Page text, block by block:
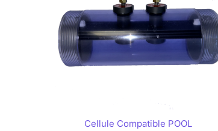
Cellule Compatible POOL